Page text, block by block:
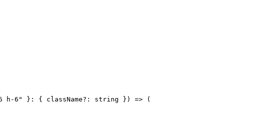
6 h-6" }: { className?: string }) => (